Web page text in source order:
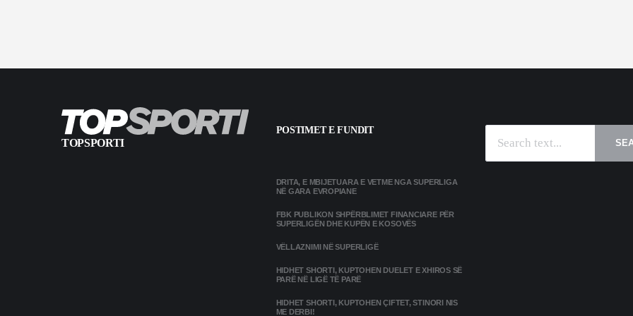
TOPSPORTI
POSTIMET E FUNDIT
DRITA, E MBIJETUARA E VETME NGA SUPERLIGA
NË GARA EVROPIANE
FBK PUBLIKON SHPËRBLIMET FINANCIARE PËR
SUPERLIGËN DHE KUPËN E KOSOVËS
VËLLAZNIMI NË SUPERLIGË
HIDHET SHORTI, KUPTOHEN DUELET E XHIROS SË
PARË NË LIGË TË PARË
HIDHET SHORTI, KUPTOHEN ÇIFTET, STINORI NIS
ME DERBI!